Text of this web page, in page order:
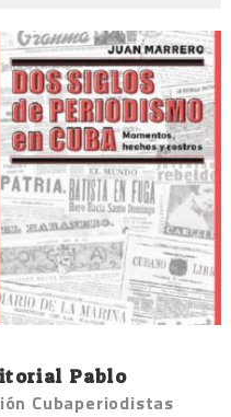
Pablo
Cubaperiodistas